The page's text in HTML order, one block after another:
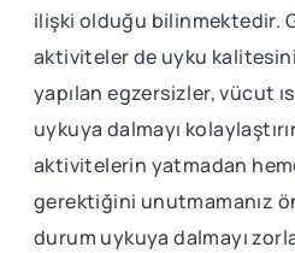
ilişki olduğu bilinmektedir.
aktiviteler de uyku
yapılan egzersizler, vücut
uykuya dalmayı
aktivitelerin yatmadan
gerektiğini unutmamanız
durum uykuya dalmayı